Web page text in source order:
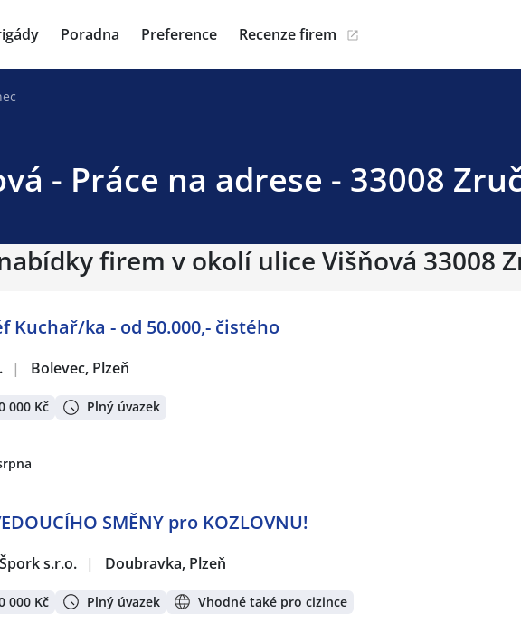
Poradna Preference Recenze firem
- Práce na adrese - 33008
firem v okolí ulice Višňová 33008
Kuchař/ka - od 50.000,- čistého
| Bolevec, Plzeň
000 Kč Plný úvazek
SMĚNY pro KOZLOVNU!
s.r.o. | Doubravka, Plzeň
000 Kč Plný úvazek Vhodné také pro cizince